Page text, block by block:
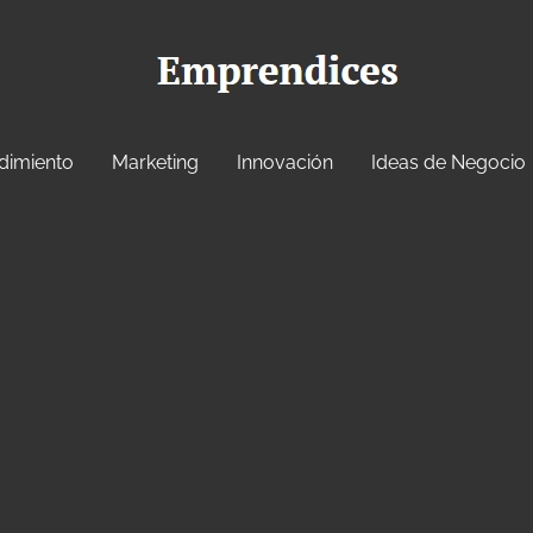
Marketing Innovación Ideas de Negocio